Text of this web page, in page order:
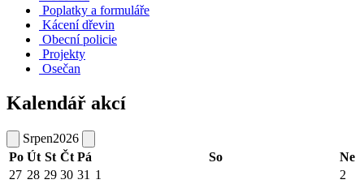
Poplatky a formuláře
Kácení dřevin
Obecní policie
Projekty
Osečan
Kalendář akcí
Srpen2026
Po Út St Čt Pá So
Ne
27 28 29 30 31 1 2